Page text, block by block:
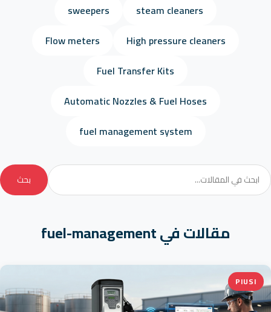
steam cleaners
sweepers
High pressure cleaners
Flow meters
Fuel Transfer Kits
Automatic Nozzles & Fuel Hoses
fuel management system
بحث
مقالات في fuel-management
PIUSI